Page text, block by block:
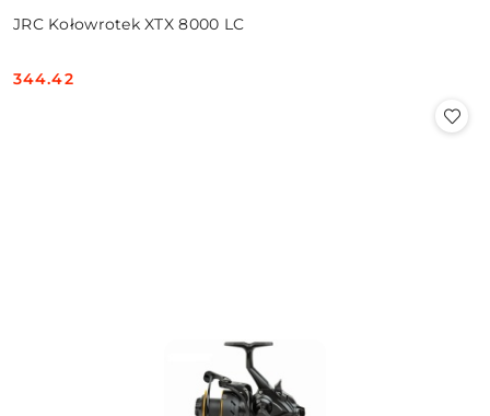
JRC Kołowrotek XTX 8000 LC
Cena:
344.42